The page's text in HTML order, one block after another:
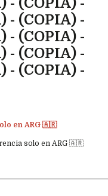
- (COPIA) -
- (COPIA) -
- (COPIA) -
- (COPIA) -
en ARG 🇦🇷
solo en ARG 🇦🇷